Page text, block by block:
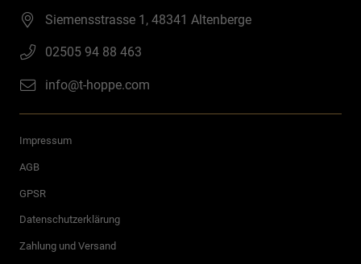
447,44 €329,00 €.
Siemensstrasse 1, 48341 Altenberge
02505 94 88 463
info@t-hoppe.com
Impressum
AGB
GPSR
Datenschutzerklärung
Zahlung und Versand